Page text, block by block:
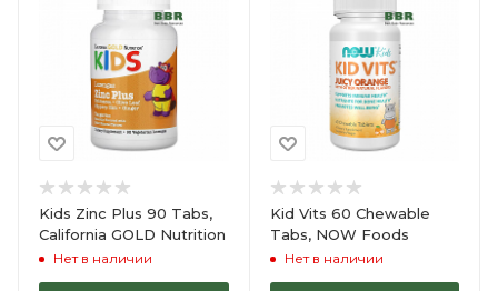
Kids Zinc Plus 90 Tabs,
California GOLD Nutrition
Нет в наличии
Kid Vits 60 Chewable
Tabs, NOW Foods
Нет в наличии